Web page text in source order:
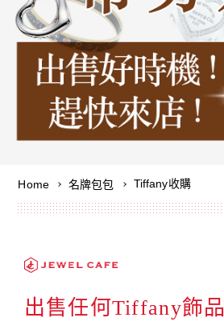
Home 名牌包包 Tiffany收購
出售任何Tiffany飾品